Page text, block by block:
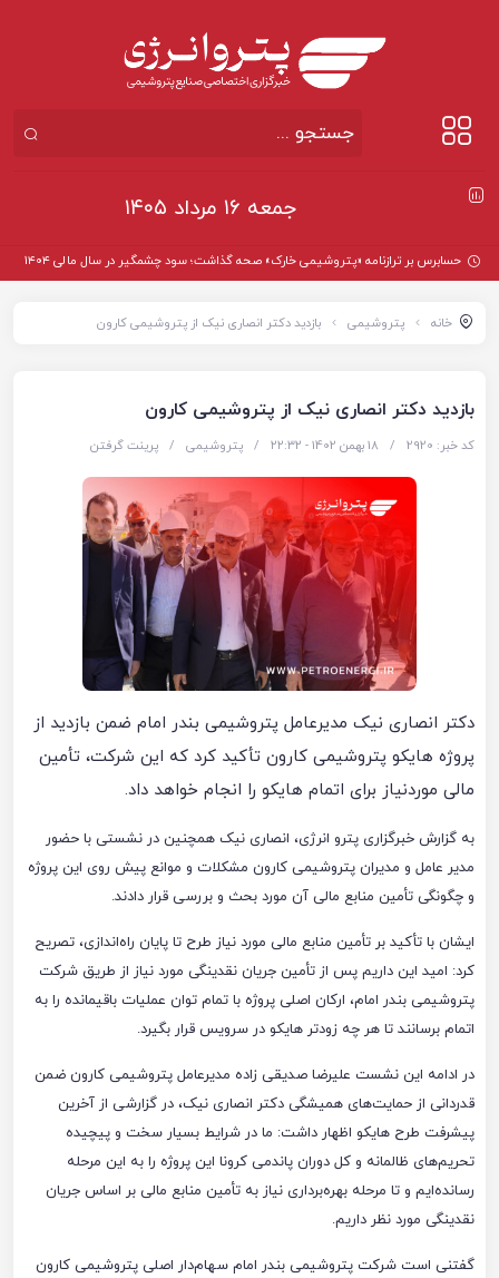
جمعه ۱۶ مرداد ۱۴۰۵
حسابرس بر ترازنامه «پتروشیمی خارک» صحه گذاشت؛ سود چشمگیر در سال مالی ۱۴۰۴
خانه پتروشیمی بازدید دکتر انصاری نیک از پتروشیمی کارون
بازدید دکتر انصاری نیک از پتروشیمی کارون
کد خبر: 2920 / 18 بهمن 1402 - ۲۲:۳۲ / پتروشیمی / پرینت گرفتن
دکتر انصاری نیک مدیرعامل پتروشیمی بندر امام ضمن بازدید از
پروژه هایکو پتروشیمی کارون تأکید کرد که این شرکت، تأمین
مالی موردنیاز برای اتمام هایکو را انجام خواهد داد.
به گزارش خبرگزاری پترو انرژی، انصاری نیک همچنین در نشستی با حضور
مدیر عامل و مدیران پتروشیمی کارون مشکلات و موانع پیش روی این پروژه
و چگونگی تأمین منابع مالی آن مورد بحث و بررسی قرار دادند.
ایشان با تأکید بر تأمین منابع مالی مورد نیاز طرح تا پایان راه‌اندازی، تصریح
کرد: امید این داریم پس از تأمین جریان نقدینگی مورد نیاز از طریق شرکت
پتروشیمی بندر امام، ارکان اصلی پروژه با تمام توان عملیات باقیمانده را به
اتمام برسانند تا هر چه زودتر هایکو در سرویس قرار بگیرد.
در ادامه این نشست علیرضا صدیقی زاده مدیرعامل پتروشیمی کارون ضمن
قدردانی از حمایت‌های همیشگی دکتر انصاری نیک، در گزارشی از آخرین
پیشرفت طرح هایکو اظهار داشت: ما در شرایط بسیار سخت و پیچیده
تحریم‌های ظالمانه و کل دوران پاندمی کرونا این پروژه را به این مرحله
رسانده‌ایم و تا مرحله بهره‌برداری نیاز به تأمین منابع مالی بر اساس جریان
نقدینگی مورد نظر داریم.
گفتنی است شرکت پتروشیمی بندر امام سهام‌دار اصلی پتروشیمی کارون